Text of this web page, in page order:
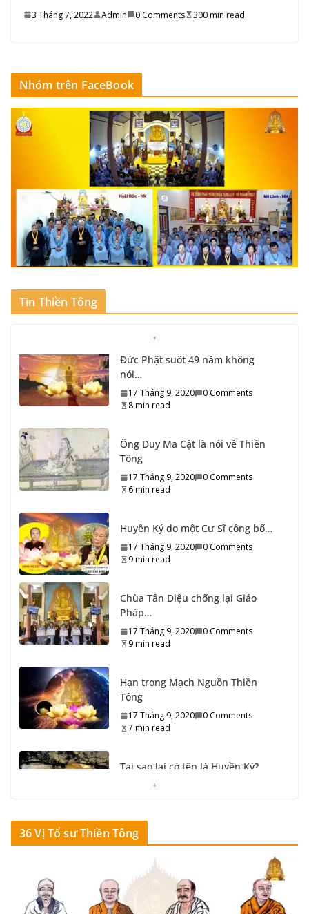
3 Tháng 7, 2022 Admin 0 Comments 300 min read
Nhóm trên FaceBook
Tin Thiền Tông
Ông Duy Ma Cật là nói về Thiền
17 Tháng 9, 2020
Huyền Ký do một Cư Sĩ công bố…
17 Tháng 9, 2020
0 Comments
9 min read
Chùa Tân Diệu chống lại Giáo
Pháp…
17 Tháng 9, 2020
Hạn trong Mạch Nguồn Thiền
Tông
17 Tháng 9, 2020
Tại sao lại có tên là Huyền Ký?
17 Tháng 9, 2020
0 Comments
6 min read
Chia sẻ về Thiền Tông…
16 Tháng 9, 2020
Ngã Chấp
Cốt tủy Thiền Tông
36 Vị Tổ sư Thiền Tông